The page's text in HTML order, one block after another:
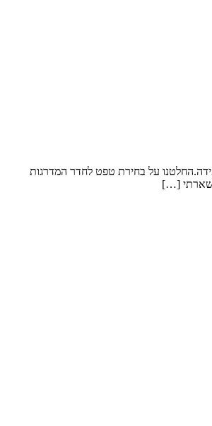
על בחירת טפט לחדר המדרגות
השארתי […]